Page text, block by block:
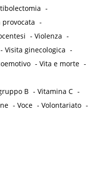
-
-
-Violenza -
-Visita ginecologica -
-Vita e morte -
B -Vitamina C -
-Voce -Volontariato -